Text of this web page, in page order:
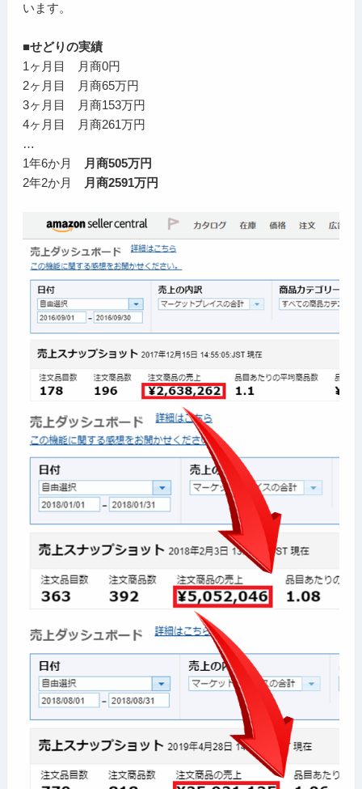
います。
■せどりの実績
1ヶ月目 月商0円
2ヶ月目 月商65万円
3ヶ月目 月商153万円
4ヶ月目 月商261万円
…
1年6か月
月商505万円
2年2か月
月商2591万円